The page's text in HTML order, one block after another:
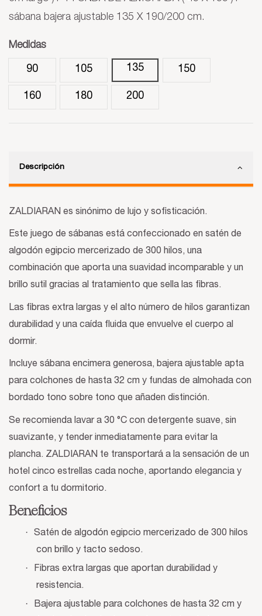
sábana bajera ajustable 135 X 190/200 cm.
Medidas
90 105 135 150
160 180 200
Descripción
ZALDIARAN es sinónimo de lujo y sofisticación.
Este juego de sábanas está confeccionado en satén de
algodón egipcio mercerizado de 300 hilos, una
combinación que aporta una suavidad incomparable y un
brillo sutil gracias al tratamiento que sella las fibras.
Las fibras extra largas y el alto número de hilos garantizan
durabilidad y una caída fluida que envuelve el cuerpo al
dormir.
Incluye sábana encimera generosa, bajera ajustable apta
para colchones de hasta 32 cm y fundas de almohada con
bordado tono sobre tono que añaden distinción.
Se recomienda lavar a 30 °C con detergente suave, sin
suavizante, y tender inmediatamente para evitar la
plancha. ZALDIARAN te transportará a la sensación de un
hotel cinco estrellas cada noche, aportando elegancia y
confort a tu dormitorio.
Beneficios
·
Satén de algodón egipcio mercerizado de 300 hilos
con brillo y tacto sedoso.
·
Fibras extra largas que aportan durabilidad y
resistencia.
·
Bajera ajustable para colchones de hasta 32 cm y